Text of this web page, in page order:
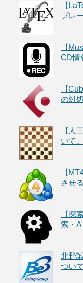
【
プレ
【
CD情
【
の対
【人
いて。
【
させ
【探
索・A
北野
つい